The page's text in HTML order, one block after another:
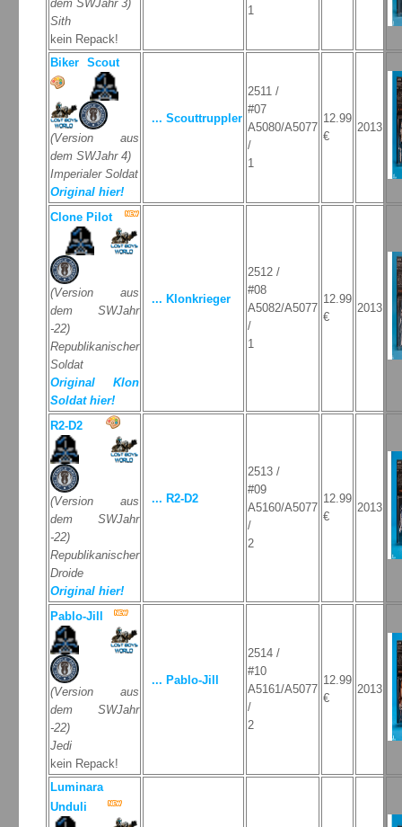
dem SWJahr 3)
Sith
kein Repack!
1
Biker Scout
(Version aus
dem SWJahr 4)
Imperialer Soldat
Original hier!
... Scouttruppler
2511 /
#07
A5080/A5077
/
1
12.99
€
2013
Clone Pilot
(Version aus
dem SWJahr
-22)
Republikanischer
Soldat
Original Klon
Soldat hier!
... Klonkrieger
2512 /
#08
A5082/A5077
/
1
12.99
€
2013
R2-D2
(Version aus
dem SWJahr
-22)
Republikanischer
Droide
Original hier!
... R2-D2
2513 /
#09
A5160/A5077
/
2
12.99
€
2013
Pablo-Jill
(Version aus
dem SWJahr
-22)
Jedi
kein Repack!
... Pablo-Jill
2514 /
#10
A5161/A5077
/
2
12.99
€
2013
Luminara
Unduli